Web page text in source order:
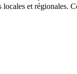
et régionales.